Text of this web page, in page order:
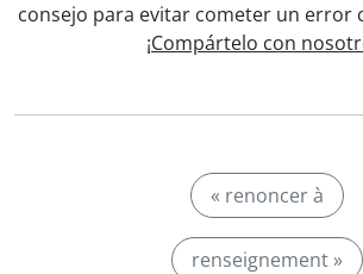
consejo para evitar cometer un error
¡Compártelo con
« renoncer à
renseignement »